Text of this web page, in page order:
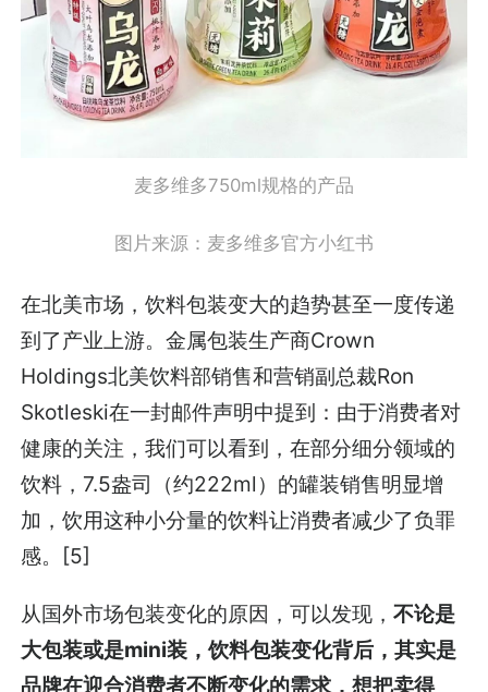
麦多维多750ml规格的产品
图片来源：麦多维多官方小红书
在北美市场，饮料包装变大的趋势甚至一度传递
到了产业上游。金属包装生产商Crown
Holdings北美饮料部销售和营销副总裁Ron
Skotleski在一封邮件声明中提到：由于消费者对
健康的关注，我们可以看到，在部分细分领域的
饮料，7.5盎司（约222ml）的罐装销售明显增
加，饮用这种小分量的饮料让消费者减少了负罪
感。[5]
从国外市场包装变化的原因，可以发现，不论是
大包装或是mini装，饮料包装变化背后，其实是
品牌在迎合消费者不断变化的需求，想把卖得